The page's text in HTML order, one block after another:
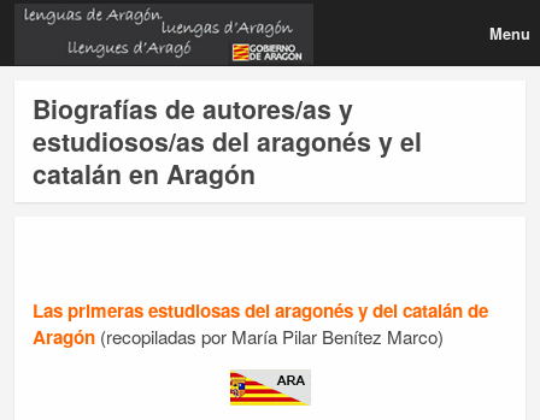
Menu
Biografías de autores/as y
estudiosos/as del aragonés y el
catalán en Aragón
Las primeras estudiosas del aragonés y del catalán de
Aragón (recopiladas por María Pilar Benítez Marco)